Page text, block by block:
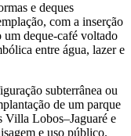
e deques
com a inserção
deque-café voltado
entre água, lazer e
subterrânea ou
de um parque
Villa Lobos–Jaguaré e
e uso público.